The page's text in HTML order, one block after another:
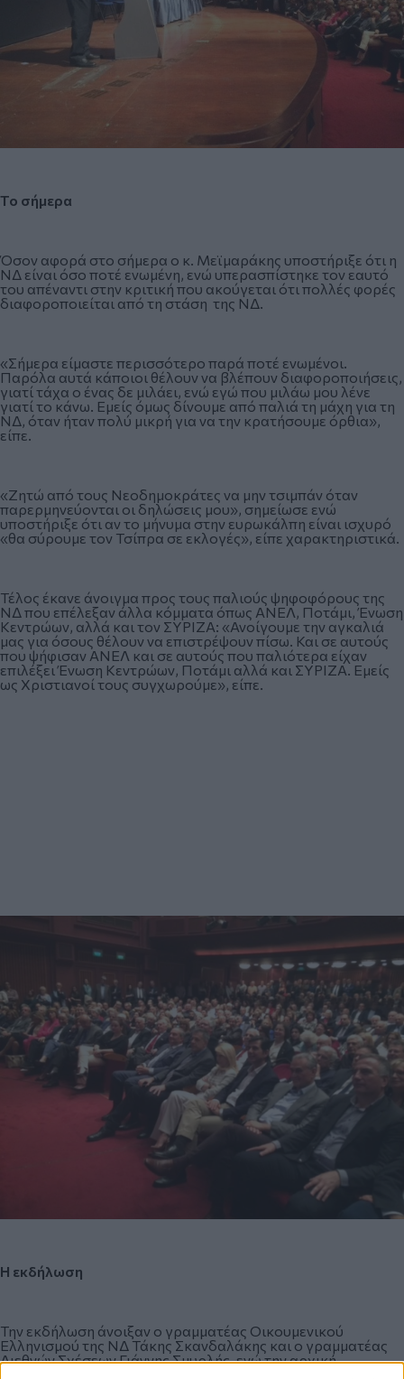
Το σήμερα
Όσον αφορά στο σήμερα ο κ. Μεϊμαράκης υποστήριξε ότι η
ΝΔ είναι όσο ποτέ ενωμένη, ενώ υπερασπίστηκε τον εαυτό
του απέναντι στην κριτική που ακούγεται ότι πολλές φορές
διαφοροποιείται από τη στάση της ΝΔ.
«Σήμερα είμαστε περισσότερο παρά ποτέ ενωμένοι.
Παρόλα αυτά κάποιοι θέλουν να βλέπουν διαφοροποιήσεις,
γιατί τάχα ο ένας δε μιλάει, ενώ εγώ που μιλάω μου λένε
γιατί το κάνω. Εμείς όμως δίνουμε από παλιά τη μάχη για τη
ΝΔ, όταν ήταν πολύ μικρή για να την κρατήσουμε όρθια»,
είπε.
«Ζητώ από τους Νεοδημοκράτες να μην τσιμπάν όταν
παρερμηνεύονται οι δηλώσεις μου», σημείωσε ενώ
υποστήριξε ότι αν το μήνυμα στην ευρωκάλπη είναι ισχυρό
«θα σύρουμε τον Τσίπρα σε εκλογές», είπε χαρακτηριστικά.
Τέλος έκανε άνοιγμα προς τους παλιούς ψηφοφόρους της
ΝΔ που επέλεξαν άλλα κόμματα όπως ΑΝΕΛ, Ποτάμι, Ένωση
Κεντρώων, αλλά και τον ΣΥΡΙΖΑ: «Ανοίγουμε την αγκαλιά
μας για όσους θέλουν να επιστρέψουν πίσω. Και σε αυτούς
που ψήφισαν ΑΝΕΛ και σε αυτούς που παλιότερα είχαν
επιλέξει Ένωση Κεντρώων, Ποτάμι αλλά και ΣΥΡΙΖΑ. Εμείς
ως Χριστιανοί τους συγχωρούμε», είπε.
Η εκδήλωση
Την εκδήλωση άνοιξαν ο γραμματέας Οικουμενικού
Ελληνισμού της ΝΔ Τάκης Σκανδαλάκης και ο γραμματέας
Διεθνών Σχέσεων Γιάννης Σμυρλής, ενώ την αρχική